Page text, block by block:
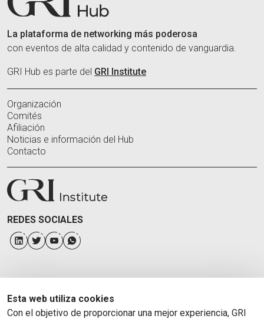
La plataforma de networking más poderosa
con eventos de alta calidad y contenido de vanguardia.
GRI Hub es parte del GRI Institute
Organización
Comités
Afiliación
Noticias e información del Hub
Contacto
REDES SOCIALES
Esta web utiliza cookies
Con el objetivo de proporcionar una mejor experiencia, GRI